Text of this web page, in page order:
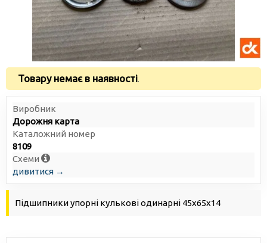
Товару немає в наявності.
Виробник
Дорожня карта
Каталожний номер
8109
Схеми
дивитися →
Підшипники упорні кулькові одинарні 45х65х14